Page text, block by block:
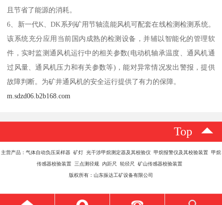
且节省了能源的消耗。
6、新一代K、DK系列矿用节轴流能风机可配套在线检测检测系统。
该系统充分应用当前国内成熟的检测设备，并辅以智能化的管理软
件，实时监测通风机运行中的相关参数(电动机轴承温度、通风机通
过风量、通风机压力和有关参数等)，能对异常情况发出警报，提供
故障判断。为矿井通风机的安全运行提供了有力的保障。
m.sdzd06.b2b168.com
Top
主营产品：气体自动负压采样器 矿灯 光干涉甲烷测定器及其校验仪 甲烷报警仪及其校验装置 甲烷
传感器校验装置 三点测径规 内距尺 轮径尺 矿山传感器校验装置
版权所有：山东振达工矿设备有限公司